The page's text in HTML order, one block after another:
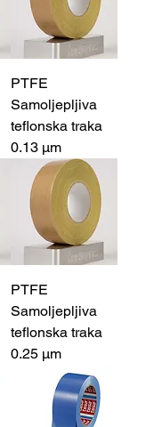
PTFE
Samoljepljiva
teflonska traka
0.13 μm
PTFE
Samoljepljiva
teflonska traka
0.25 μm